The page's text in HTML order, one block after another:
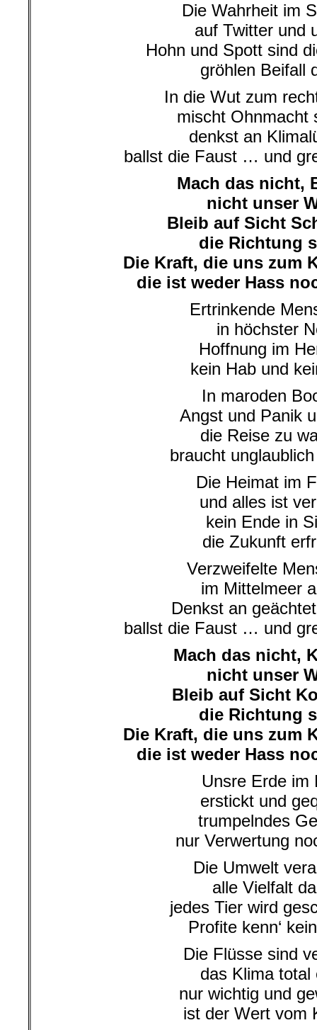
Die Wahrheit im
auf Twitter und
Hohn und Spott sind
gröhlen Beifall
In die Wut zum
mischt Ohnmacht
denkst an
ballst die Faust … und
Mach das nicht,
nicht unser
Bleib auf Sicht
die Richtung
Die Kraft, die uns zum
die ist weder Hass
Ertrinkende
in höchster
Hoffnung im
kein Hab und
In maroden
Angst und Panik
die Reise zu
braucht
Die Heimat im
und alles ist
kein Ende in
die Zukunft
Verzweifelte
im Mittelmeer
Denkst an
ballst die Faust … und
Mach das nicht,
nicht unser
Bleib auf Sicht
die Richtung
Die Kraft, die uns zum
die ist weder Hass
Unsre Erde im
erstickt und
trumpelndes
nur Verwertung
Die Umwelt
alle Vielfalt
jedes Tier wird
Profite kenn‘
Die Flüsse sind
das Klima total
nur wichtig und
ist der Wert vom